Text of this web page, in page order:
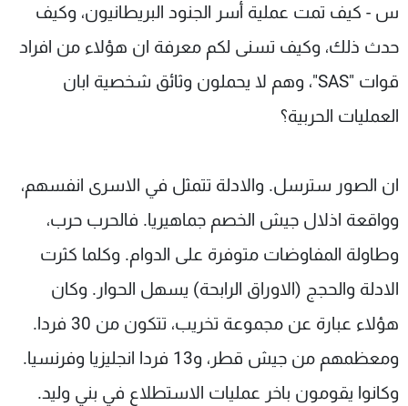
س - كيف تمت عملية أسر الجنود البريطانيون، وكيف
حدث ذلك، وكيف تسنى لكم معرفة ان هؤلاء من افراد
قوات "SAS"، وهم لا يحملون وثائق شخصية ابان
العمليات الحربية؟
ان الصور سترسل. والادلة تتمثل في الاسرى انفسهم،
وواقعة اذلال جيش الخصم جماهيريا. فالحرب حرب،
وطاولة المفاوضات متوفرة على الدوام. وكلما كثرت
الادلة والحجج (الاوراق الرابحة) يسهل الحوار. وكان
هؤلاء عبارة عن مجموعة تخريب، تتكون من 30 فردا.
ومعظمهم من جيش قطر، و13 فردا انجليزيا وفرنسيا.
وكانوا يقومون باخر عمليات الاستطلاع في بني وليد.